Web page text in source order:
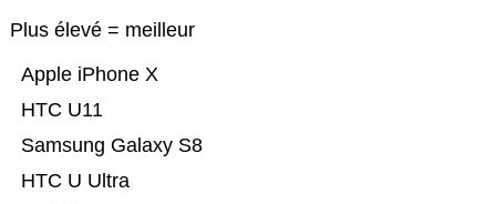
Plus élevé = meilleur
HTC U Ultra
Samsung Galaxy S8
HTC U11
Apple iPhone X